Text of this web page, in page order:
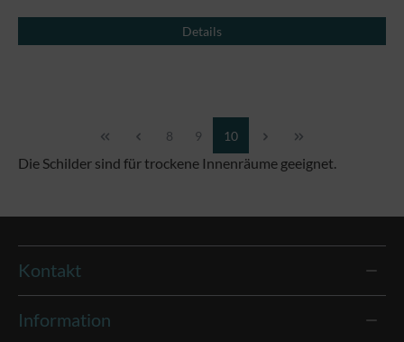
Details
Seite
8 Seite
9 Seite
10
Die Schilder sind für trockene Innenräume geeignet.
Kontakt
Information